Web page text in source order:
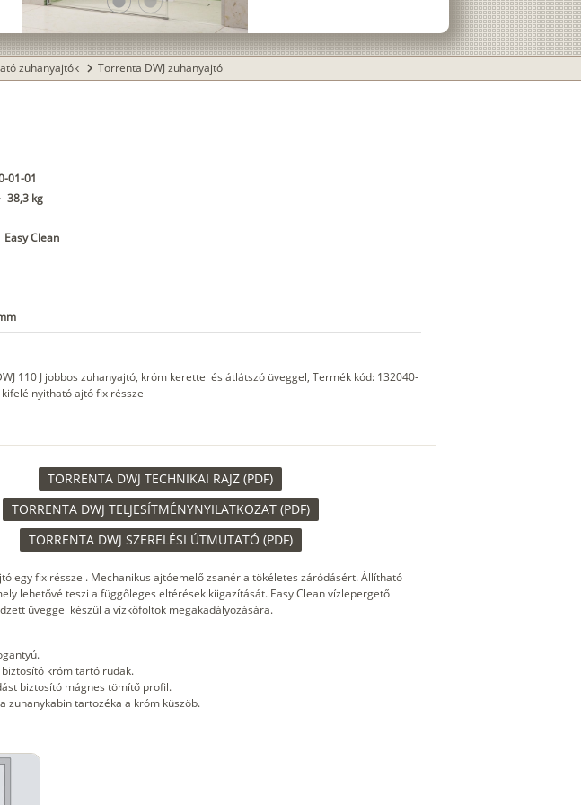
zuhanyajtók chevron_right Torrenta DWJ zuhanyajtó
01-01
38,3 kg
Easy Clean
110 J jobbos zuhanyajtó, króm kerettel és átlátszó üveggel, Termék kód: 132040-
nyitható ajtó fix résszel
TORRENTA DWJ TECHNIKAI RAJZ (PDF)
TORRENTA DWJ TELJESÍTMÉNYNYILATKOZAT (PDF)
TORRENTA DWJ SZERELÉSI ÚTMUTATÓ (PDF)
egy fix résszel. Mechanikus ajtóemelő zsanér a tökéletes záródásért. Állítható
lehetővé teszi a függőleges eltérések kiigazítását. Easy Clean vízlepergető
üveggel készül a vízkőfoltok megakadályozására.
króm tartó rudak.
biztosító mágnes tömítő profil.
zuhanykabin tartozéka a króm küszöb.